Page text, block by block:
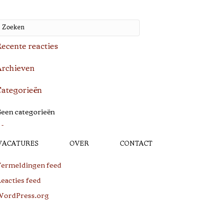
OVER CONTACT
reacties
categorieën
feed
feed